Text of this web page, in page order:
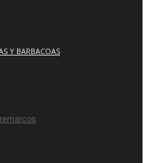
Y BARBACOAS